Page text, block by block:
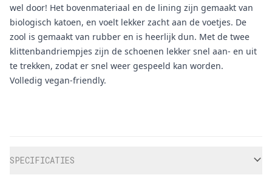
wel door! Het bovenmateriaal en de lining zijn gemaakt van
biologisch katoen, en voelt lekker zacht aan de voetjes. De
zool is gemaakt van rubber en is heerlijk dun. Met de twee
klittenbandriempjes zijn de schoenen lekker snel aan- en uit
te trekken, zodat er snel weer gespeeld kan worden.
Volledig vegan-friendly.
SPECIFICATIES